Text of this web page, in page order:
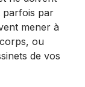
parfois par
mener à
ou
de vos